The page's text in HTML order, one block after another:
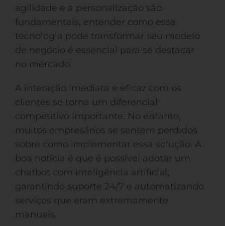
agilidade e a personalização são
fundamentais, entender como essa
tecnologia pode transformar seu modelo
de negócio é essencial para se destacar
no mercado.
A interação imediata e eficaz com os
clientes se torna um diferencial
competitivo importante. No entanto,
muitos empresários se sentem perdidos
sobre como implementar essa solução. A
boa notícia é que é possível adotar um
chatbot com inteligência artificial,
garantindo suporte 24/7 e automatizando
serviços que eram extremamente
manuais.